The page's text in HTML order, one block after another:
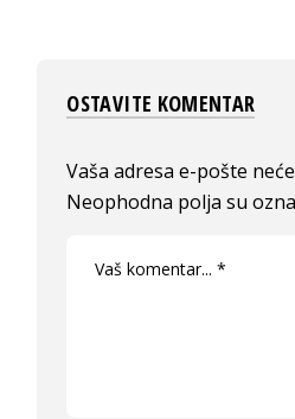
OSTAVITE KOMENTAR
Vaša adresa e-pošte
Neophodna polja su